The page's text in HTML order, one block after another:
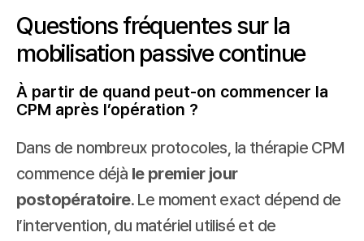
Questions fréquentes sur la
mobilisation passive continue
À partir de quand peut-on commencer la
CPM après l’opération ?
Dans de nombreux protocoles, la thérapie CPM
commence déjà le premier jour
postopératoire. Le moment exact dépend de
l’intervention, du matériel utilisé et de